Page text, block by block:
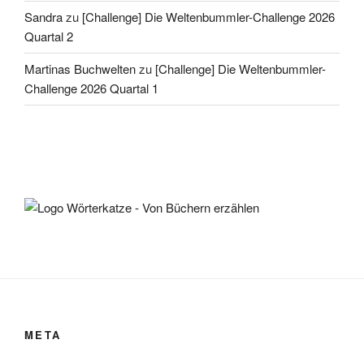
Sandrazu [Challenge] Die Weltenbummler-Challenge 2026
Quartal 2
Martinas Buchweltenzu [Challenge] Die Weltenbummler-
Challenge 2026 Quartal 1
META